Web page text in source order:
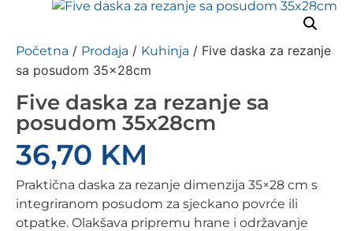
Početna / Prodaja / Kuhinja / Five daska za rezanje
sa posudom 35x28cm
Five daska za rezanje sa
posudom 35x28cm
36,70 KM
Praktična daska za rezanje dimenzija 35×28 cm s
integriranom posudom za sjeckano povrće ili
otpatke. Olakšava pripremu hrane i održavanje